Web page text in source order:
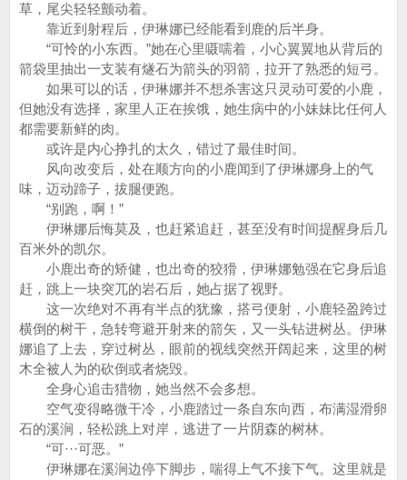
草，尾尖轻轻颤动着。
靠近到射程后，伊琳娜已经能看到鹿的后半身。
“可怜的小东西。”她在心里嗫嚅着，小心翼翼地从背后的
箭袋里抽出一支装有燧石为箭头的羽箭，拉开了熟悉的短弓。
如果可以的话，伊琳娜并不想杀害这只灵动可爱的小鹿，
但她没有选择，家里人正在挨饿，她生病中的小妹妹比任何人
都需要新鲜的肉。
或许是内心挣扎的太久，错过了最佳时间。
风向改变后，处在顺方向的小鹿闻到了伊琳娜身上的气
味，迈动蹄子，拔腿便跑。
“别跑，啊！”
伊琳娜后悔莫及，也赶紧追赶，甚至没有时间提醒身后几
百米外的凯尔。
小鹿出奇的矫健，也出奇的狡猾，伊琳娜勉强在它身后追
赶，跳上一块突兀的岩石后，她占据了视野。
这一次绝对不再有半点的犹豫，搭弓便射，小鹿轻盈跨过
横倒的树干，急转弯避开射来的箭矢，又一头钻进树丛。伊琳
娜追了上去，穿过树丛，眼前的视线突然开阔起来，这里的树
木全被人为的砍倒或者烧毁。
全身心追击猎物，她当然不会多想。
空气变得略微干冷，小鹿踏过一条自东向西，布满湿滑卵
石的溪涧，轻松跳上对岸，逃进了一片阴森的树林。
“可···可恶。”
伊琳娜在溪涧边停下脚步，喘得上气不接下气。这里就是